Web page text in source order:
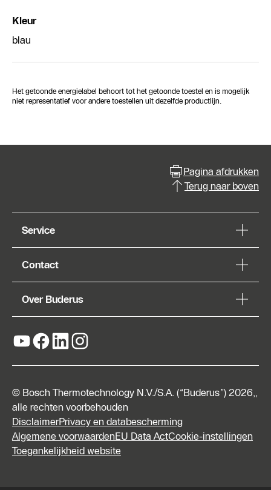
Kleur
blau
Het getoonde energielabel behoort tot het getoonde toestel en is mogelijk
niet representatief voor andere toestellen uit dezelfde productlijn.
Pagina afdrukken
Terug naar boven
Service
Contact
Over Buderus
© Bosch Thermotechnology N.V./S.A. (“Buderus”) 2026,,
alle rechten voorbehouden
DisclaimerPrivacy en databescherming
Algemene voorwaardenEU Data ActCookie-instellingen
Toegankelijkheid website